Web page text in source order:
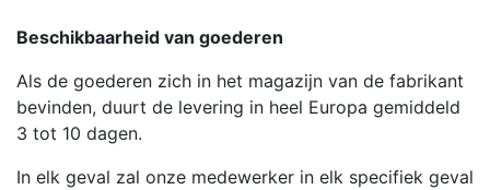
Beschikbaarheid van goederen
Als de goederen zich in het magazijn van de fabrikant
bevinden, duurt de levering in heel Europa gemiddeld
3 tot 10 dagen.
In elk geval zal onze medewerker in elk specifiek geval